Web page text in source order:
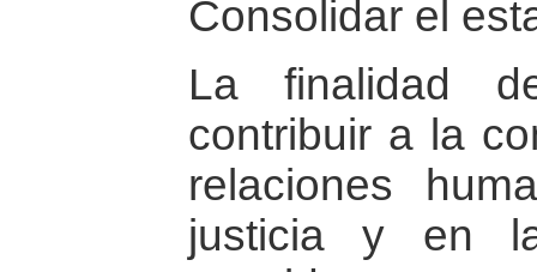
Consolidar el
La finalidad
contribuir a la
relaciones
justicia y en